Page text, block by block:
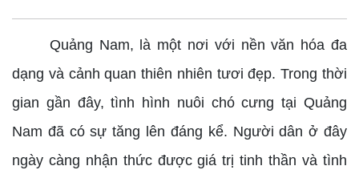
Quảng Nam, là một nơi với nền văn hóa đa
dạng và cảnh quan thiên nhiên tươi đẹp. Trong thời
gian gần đây, tình hình nuôi chó cưng tại Quảng
Nam đã có sự tăng lên đáng kể. Người dân ở đây
ngày càng nhận thức được giá trị tinh thần và tình